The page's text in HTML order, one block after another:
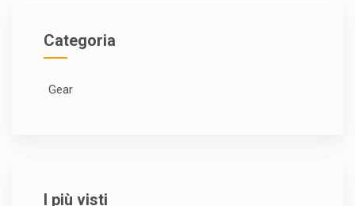
Categoria
Gear
I più visti